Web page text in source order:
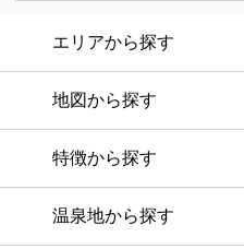
エリアから探す
地図から探す
特徴から探す
温泉地から探す